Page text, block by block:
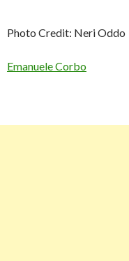
Photo Credit: Neri Oddo
Emanuele Corbo